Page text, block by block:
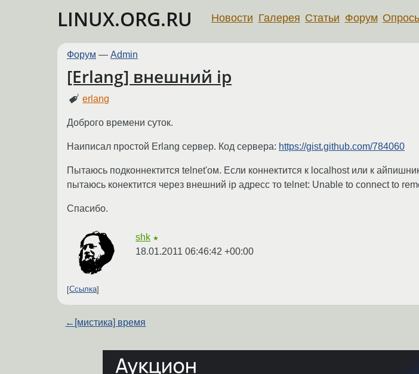
LINUX.ORG.RU Новости Галерея Статьи Форум
Форум — Admin
[Erlang] внешний ip
erlang
Доброго времени суток.
Наиписал простой Erlang сервер. Код сервера: https://gist.github.com/784060
Пытаюсь подконнектится telnet'ом. Если коннектится к localhost или к
пытаюсь конектится через внешний ip адресс то telnet: Unable to connect to
Спасибо.
shk ★
18.01.2011 06:46:42 +00:00
Ссылка
← [мистика] время